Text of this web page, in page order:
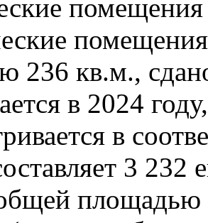
236 кв.м.,
в 2024
в
3
площадью